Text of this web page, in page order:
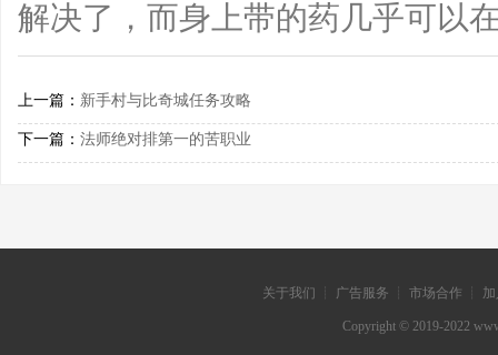
解决了，而身上带的药几乎可以
上一篇： 新手村与比奇城任务攻略
下一篇： 法师绝对排第一的苦职业
关于我们 ┊ 广告服务 ┊ 市场合作 ┊
Copyright © 2019-2022